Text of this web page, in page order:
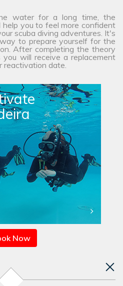
water for a long time, the
help you to feel more confident
scuba diving adventures. It's
to prepare yourself for the
After completing the theory
you will receive a replacement
reactivation date.
Now